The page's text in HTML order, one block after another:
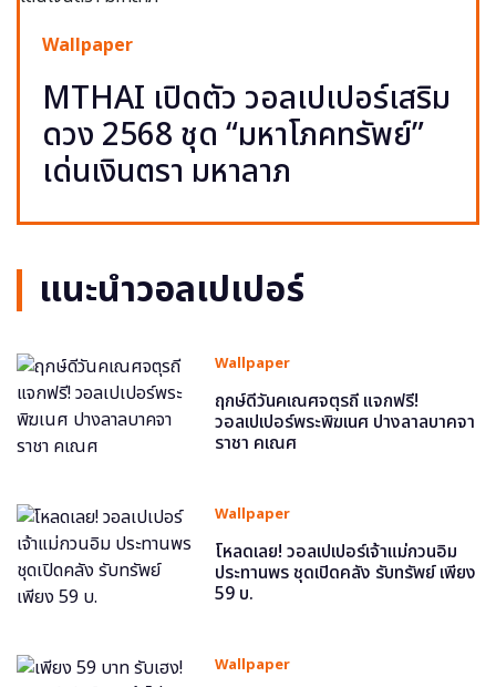
Wallpaper
MTHAI เปิดตัว วอลเปเปอร์เสริม
ดวง 2568 ชุด “มหาโภคทรัพย์”
เด่นเงินตรา มหาลาภ
แนะนำวอลเปเปอร์
Wallpaper
ฤกษ์ดีวันคเณศจตุรถี แจกฟรี!
วอลเปเปอร์พระพิฆเนศ ปางลาลบาคจา
ราชา คเณศ
Wallpaper
โหลดเลย! วอลเปเปอร์เจ้าแม่กวนอิม
ประทานพร ชุดเปิดคลัง รับทรัพย์ เพียง
59 บ.
Wallpaper